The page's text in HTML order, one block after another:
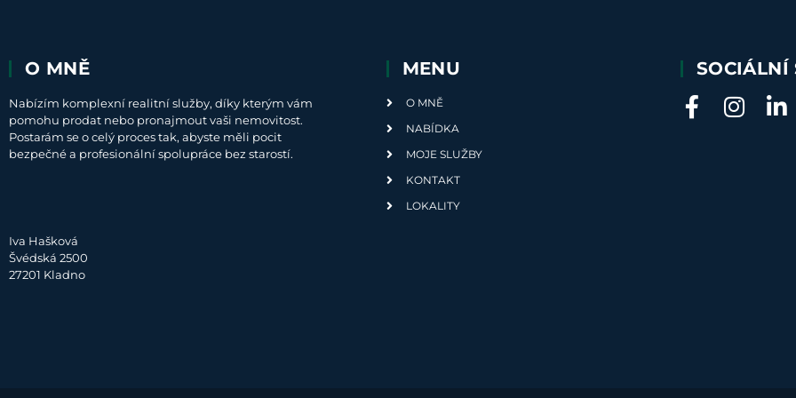
O MNĚ
Nabízím komplexní realitní služby, díky kterým vám
pomohu prodat nebo pronajmout vaši nemovitost.
Postarám se o celý proces tak, abyste měli pocit
bezpečné a profesionální spolupráce bez starostí.
Iva Hašková
Švédská 2500
27201 Kladno
MENU
O MNĚ
NABÍDKA
MOJE SLUŽBY
KONTAKT
LOKALITY
SOCIÁLNÍ